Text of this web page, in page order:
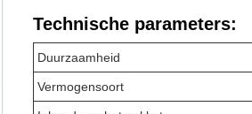
Technische parameters:
Duurzaamheid
Vermogensoort